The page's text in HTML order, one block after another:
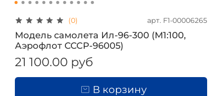
(0) арт. F1-00006265
Модель самолета Ил-96-300 (М1:100,
Аэрофлот СССР-96005)
21 100.00 руб
В корзину